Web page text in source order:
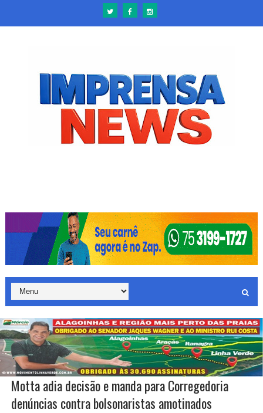
Motta adia decisão e manda para Corregedoria
denúncias contra bolsonaristas amotinados